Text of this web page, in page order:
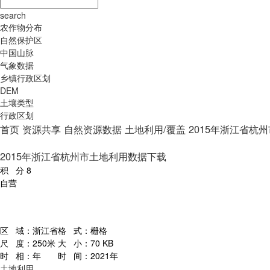
search
农作物分布
自然保护区
中国山脉
气象数据
乡镇行政区划
DEM
土壤类型
行政区划
首页 资源共享 自然资源数据 土地利用/覆盖 2015年浙江省杭
2015年浙江省杭州市土地利用数据下载
积 分 8
自营
区 域： 浙江省格 式： 栅格
尺 度： 250米 大 小： 70 KB
时 相： 年 时 间： 2021年